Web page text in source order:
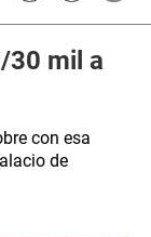
30 mil a
con esa
de